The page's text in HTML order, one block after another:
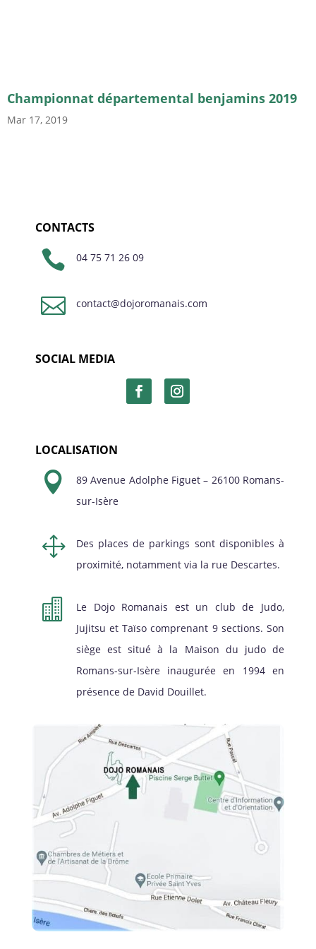
Championnat départemental benjamins 2019
Mar 17, 2019
CONTACTS
 04 75 71 26 09
 contact@dojoromanais.com
SOCIAL MEDIA
LOCALISATION

89 Avenue Adolphe Figuet – 26100 Romans-
sur-Isère
1
Des places de parkings sont disponibles à
proximité, notamment via la rue Descartes.

Le Dojo Romanais est un club de Judo,
Jujitsu et Taïso comprenant 9 sections. Son
siège est situé à la Maison du judo de
Romans-sur-Isère inaugurée en 1994 en
présence de David Douillet.